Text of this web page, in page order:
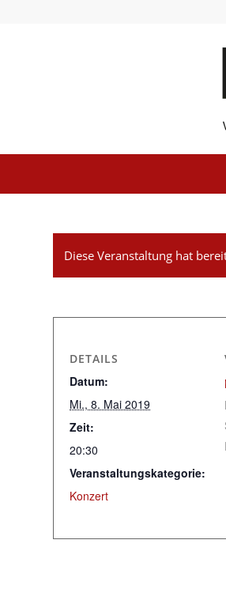
Diese Veranstaltung hat
DETAILS
Datum:
Mi., 8. Mai 2019
Zeit:
20:30
Veranstaltungskategorie:
Konzert